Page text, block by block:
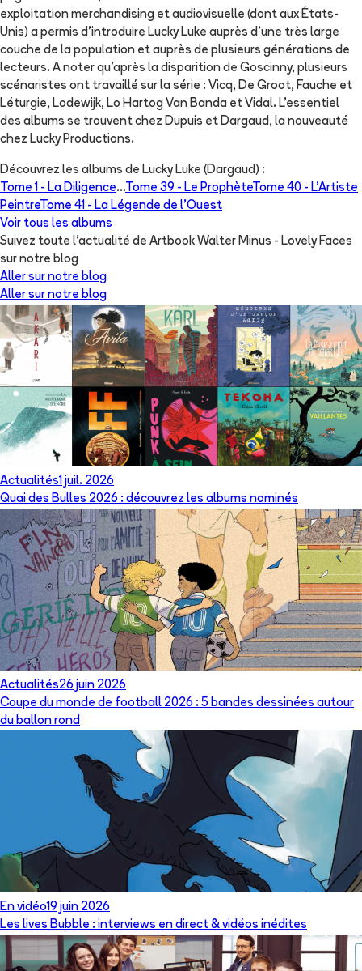
exploitation merchandising et audiovisuelle (dont aux États-
Unis) a permis d'introduire Lucky Luke auprès d'une très large
couche de la population et auprès de plusieurs générations de
lecteurs. A noter qu'après la disparition de Goscinny, plusieurs
scénaristes ont travaillé sur la série : Vicq, De Groot, Fauche et
Léturgie, Lodewijk, Lo Hartog Van Banda et Vidal. L'essentiel
des albums se trouvent chez Dupuis et Dargaud, la nouveauté
chez Lucky Productions.
Découvrez les albums de Lucky Luke (Dargaud) :
Tome 1 - La Diligence...Tome 39 - Le ProphèteTome 40 - L'Artiste
PeintreTome 41 - La Légende de l'Ouest
Voir tous les albums
Suivez toute l'actualité de Artbook Walter Minus - Lovely Faces
sur notre blog
Aller sur notre blog
Aller sur notre blog
Actualités1 juil. 2026
Quai des Bulles 2026 : découvrez les albums nominés
Actualités26 juin 2026
Coupe du monde de football 2026 : 5 bandes dessinées autour
du ballon rond
En vidéo19 juin 2026
Les lives Bubble : interviews en direct & vidéos inédites